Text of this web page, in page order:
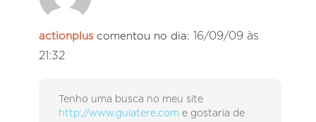
actionplus comentou no dia: 16/09/09 às
21:32
Tenho uma busca no meu site
http://www.guiatere.com e gostaria de